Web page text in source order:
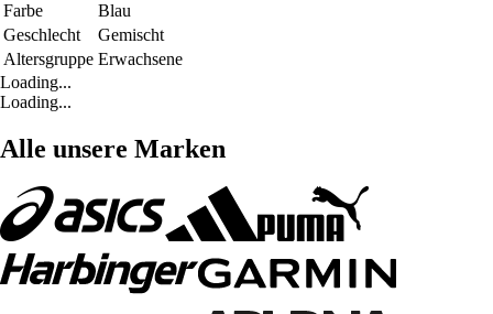
Farbe
Blau
Geschlecht
Gemischt
Altersgruppe Erwachsene
Loading...
Loading...
Alle unsere Marken